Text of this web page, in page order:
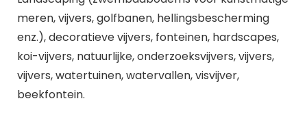
meren, vijvers, golfbanen, hellingsbescherming
enz.), decoratieve vijvers, fonteinen, hardscapes,
koi-vijvers, natuurlijke, onderzoeksvijvers, vijvers,
vijvers, watertuinen, watervallen, visvijver,
beekfontein.